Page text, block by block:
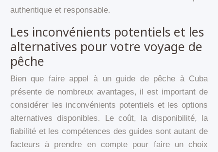
authentique et responsable.
Les inconvénients potentiels et les
alternatives pour votre voyage de
pêche
Bien que faire appel à un guide de pêche à Cuba
présente de nombreux avantages, il est important de
considérer les inconvénients potentiels et les options
alternatives disponibles. Le coût, la disponibilité, la
fiabilité et les compétences des guides sont autant de
facteurs à prendre en compte pour faire un choix